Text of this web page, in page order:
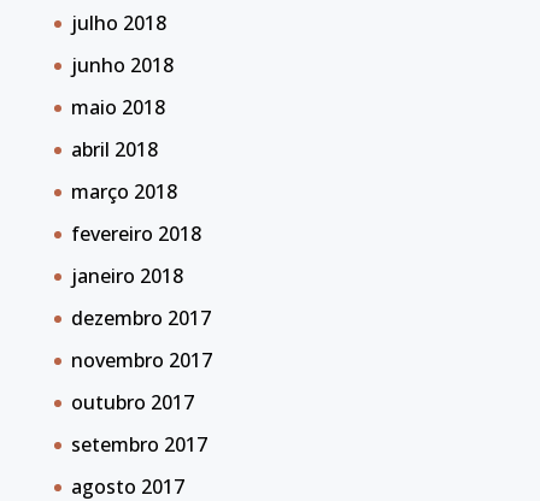
julho 2018
junho 2018
maio 2018
abril 2018
março 2018
fevereiro 2018
janeiro 2018
dezembro 2017
novembro 2017
outubro 2017
setembro 2017
agosto 2017